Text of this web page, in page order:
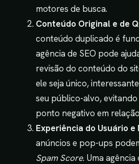
motores de busca.
Conteúdo Original e de
conteúdo duplicado é
agência de SEO pode
revisão do conteúdo do
ele seja único,
seu público-alvo,
ponto negativo em
Experiência do Usuário e
anúncios e pop-ups
Spam Score. Uma agência